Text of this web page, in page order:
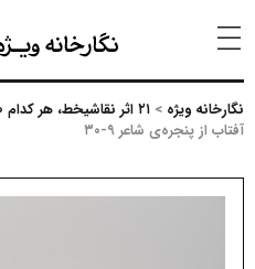
نگارخانه ویژه > ۲۱ اثر نقاشیخط، هر کدام ۳۰ نسخه
آفتاب از پنجره‌ی شاعر ۹-۳۰